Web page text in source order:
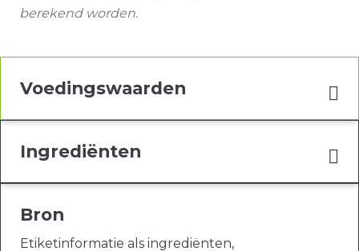
berekend worden.
Voedingswaarden
Ingrediënten
Bron
Etiketinformatie als ingrediënten,